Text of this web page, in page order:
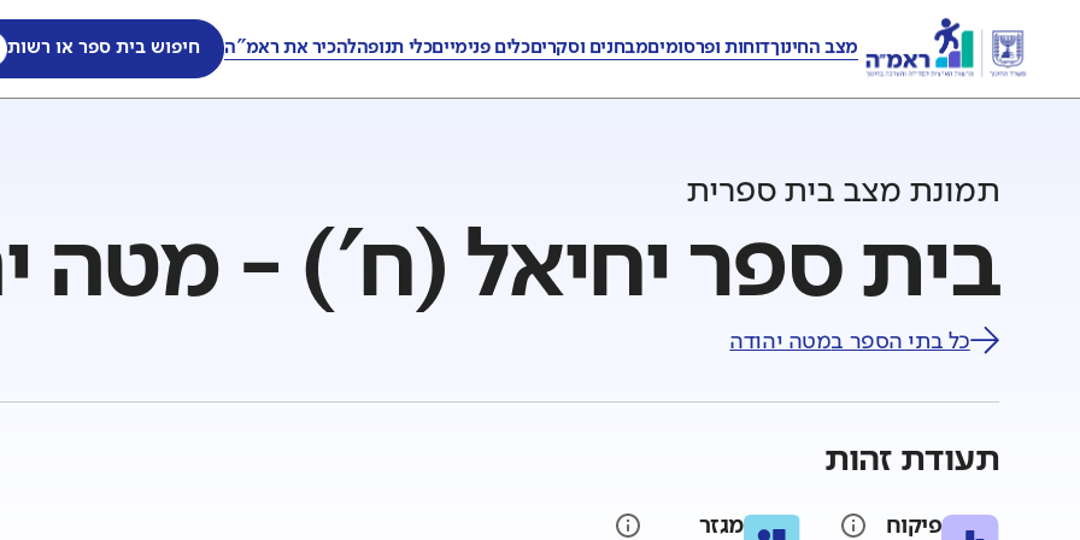
מצב החינוךדוחות ופרסומיםמבחנים וסקריםכלים פנימייםכלי תנופהלהכיר את ראמ"ה חיפוש בית ספר או רשות
תמונת מצב בית ספרית
בית ספר יחיאל (ח') - מטה
כל בתי הספר במטה יהודה
תעודת זהות
פיקוח מגזר